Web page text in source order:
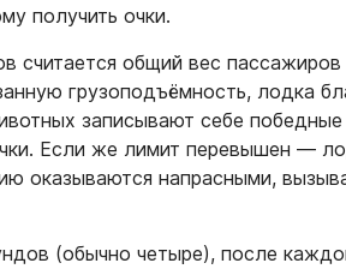
получить очки.
считается общий вес
грузоподъёмность, лодка
записывают себе победные
Если же лимит перевышен —
оказываются напрасными,
(обычно четыре), после